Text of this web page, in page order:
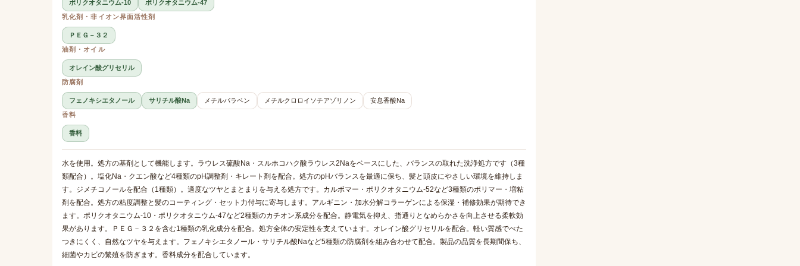
ポリクオタニウム-10
ポリクオタニウム-47
乳化剤・非イオン界面活性剤
ＰＥＧ－３２
油剤・オイル
オレイン酸グリセリル
防腐剤
フェノキシエタノール サリチル酸Na メチルパラベン メチルクロロイソチアゾリノン
安息香酸Na
香料
香料
水を使用。処方の基剤として機能します。ラウレス硫酸Na・スルホコハク酸ラウレス2Naをベースにした、バランスの取れた洗浄処方です（3種
類配合）。塩化Na・クエン酸など4種類のpH調整剤・キレート剤を配合。処方のpHバランスを最適に保ち、髪と頭皮にやさしい環境を維持しま
す。ジメチコノールを配合（1種類）。適度なツヤとまとまりを与える処方です。カルボマー・ポリクオタニウム-52など3種類のポリマー・増粘
剤を配合。処方の粘度調整と髪のコーティング・セット力付与に寄与します。アルギニン・加水分解コラーゲンによる保湿・補修効果が期待でき
ます。ポリクオタニウム-10・ポリクオタニウム-47など2種類のカチオン系成分を配合。静電気を抑え、指通りとなめらかさを向上させる柔軟効
果があります。ＰＥＧ－３２を含む1種類の乳化成分を配合。処方全体の安定性を支えています。オレイン酸グリセリルを配合。軽い質感でべた
つきにくく、自然なツヤを与えます。フェノキシエタノール・サリチル酸Naなど5種類の防腐剤を組み合わせて配合。製品の品質を長期間保ち、
細菌やカビの繁殖を防ぎます。香料成分を配合しています。